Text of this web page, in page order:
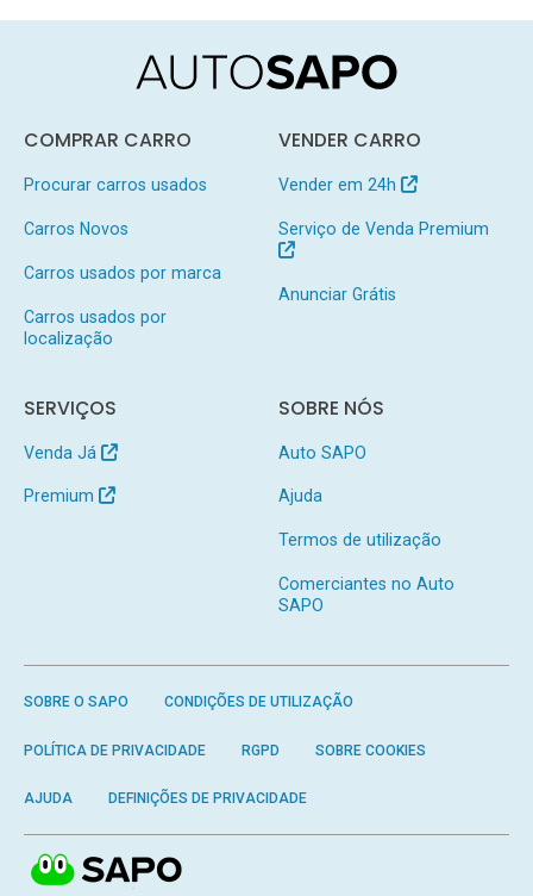
COMPRAR CARRO
Procurar carros usados
Carros Novos
Carros usados por marca
Carros usados por
localização
VENDER CARRO
Vender em 24h
Serviço de Venda Premium
Anunciar Grátis
SERVIÇOS
Venda Já
Premium
SOBRE NÓS
Auto SAPO
Ajuda
Termos de utilização
Comerciantes no Auto
SAPO
SOBRE O SAPO CONDIÇÕES DE UTILIZAÇÃO
POLÍTICA DE PRIVACIDADE RGPD SOBRE COOKIES
AJUDA DEFINIÇÕES DE PRIVACIDADE